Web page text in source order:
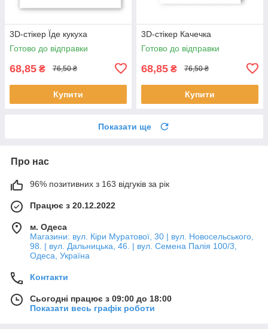
3D-стікер Їде кукуха
Готово до відправки
68,85 ₴ 76,50 ₴
Купити
3D-стікер Качечка
Готово до відправки
68,85 ₴ 76,50 ₴
Купити
Показати ще
Про нас
96% позитивних з 163 відгуків за рік
Працює з 20.12.2022
м. Одеса
Магазини: вул. Кіри Муратової, 30 | вул. Новосельського,
98. | вул. Дальницька, 46. | вул. Семена Палія 100/3,
Одеса, Україна
Контакти
Сьогодні працює з 09:00 до 18:00
Показати весь графік роботи